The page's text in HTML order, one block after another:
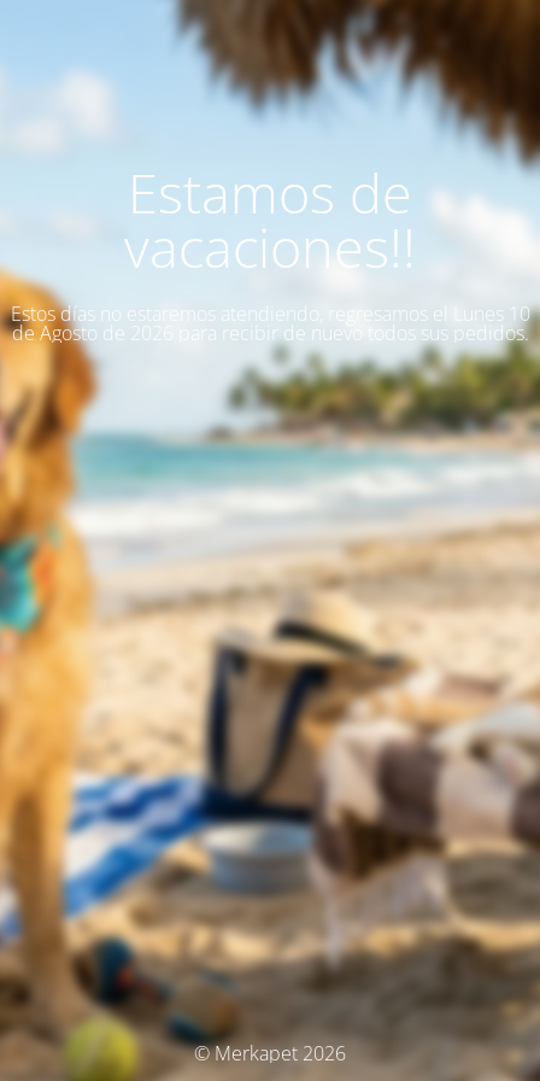
Estamos de
vacaciones!!
Estos días no estaremos atendiendo, regresamos el Lunes 10
de Agosto de 2026 para recibir de nuevo todos sus pedidos.
© Merkapet 2026